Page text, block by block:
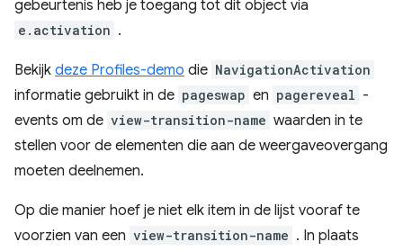
gebeurtenis heb je toegang tot dit object via
e.activation .
Bekijk deze Profiles-demo die NavigationActivation
informatie gebruikt in de pageswap en pagereveal -
events om de view-transition-name waarden in te
stellen voor de elementen die aan de weergaveovergang
moeten deelnemen.
Op die manier hoef je niet elk item in de lijst vooraf te
voorzien van een view-transition-name . In plaats